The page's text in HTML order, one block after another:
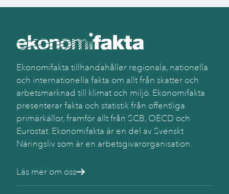
Ekonomifakta tillhandahåller regionala, nationella
och internationella fakta om allt från skatter och
arbetsmarknad till klimat och miljö. Ekonomifakta
presenterar fakta och statistik från offentliga
primärkällor, framför allt från SCB, OECD och
Eurostat. Ekonomifakta är en del av Svenskt
Näringsliv som är en arbetsgivarorganisation.
Läs mer om oss